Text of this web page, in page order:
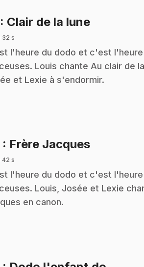
: Clair de la lune.
32 s
l'heure du dodo et c'est
Louis chante Au clair de
et Lexie à s'endormir.
: Frère Jacques.
42 s
l'heure du dodo et c'est
Louis, Josée et Lexie
en canon.